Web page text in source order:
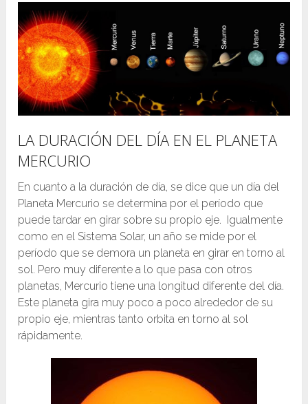
LA DURACIÓN DEL DÍA EN EL PLANETA
MERCURIO
En cuanto a la duración de día, se dice que un día del
Planeta Mercurio se determina por el período que
puede tardar en girar sobre su propio eje. Igualmente
como en el Sistema Solar, un año se mide por el
período que se demora un planeta en girar en torno al
sol. Pero muy diferente a lo que pasa con otros
planetas, Mercurio tiene una longitud diferente del día.
Este planeta gira muy poco a poco alrededor de su
propio eje, mientras tanto orbita en torno al sol
rápidamente.